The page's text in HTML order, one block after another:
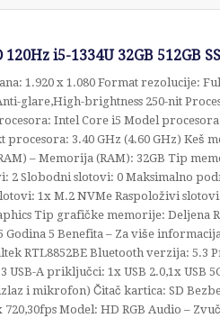
i5-1334U 32GB 512GB
1.920 x 1.080 Format rezolucije:
glare,High-brightness 250-nit
Intel Core i5 Model
3.40 GHz (4.60 GHz) Keš
– Memorija (RAM): 32GB Tip
Slobodni slotovi: 0 Maksimalno
1x M.2 NVMe Raspoloživi
Tip grafičke memorije: Deljena
5 Benefita – Za više
RTL8852BE Bluetooth verzija: 5.3
A priključci: 1x USB 2.0,1x USB
i mikrofon) Čitač kartica: SD
Model: HD RGB Audio –